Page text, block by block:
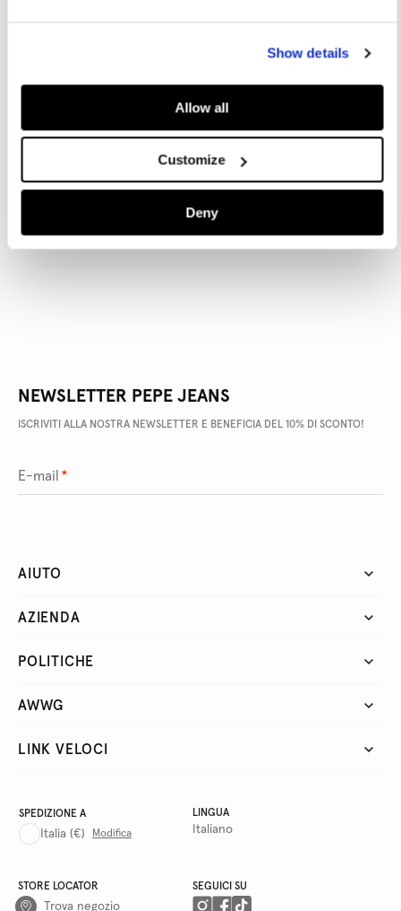
Show details
Allow all
Customize
Deny
Ritira gratuitamente in
negozio
NEWSLETTER PEPE JEANS
ISCRIVITI ALLA NOSTRA NEWSLETTER E BENEFICIA DEL 10% DI SCONTO!
E-mail *
AIUTO
AZIENDA
POLITICHE
AWWG
LINK VELOCI
SPEDIZIONE A
Italia (€) Modifica
LINGUA
Italiano
STORE LOCATOR
Trova negozio
SEGUICI SU